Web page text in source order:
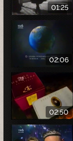
01:25
02:06
02:50